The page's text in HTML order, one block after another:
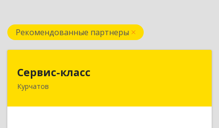
Рекомендованные партнеры
Сервис-класс
Курчатов